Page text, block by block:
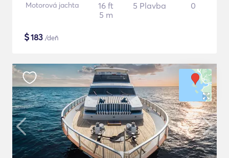
Motorová jachta
16 ft
5 m
5 Plavba 0
$183 /deň